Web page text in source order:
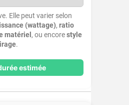
Elle peut varier selon
(wattage),ratio
matériel , ou encorestyle
.
estimée